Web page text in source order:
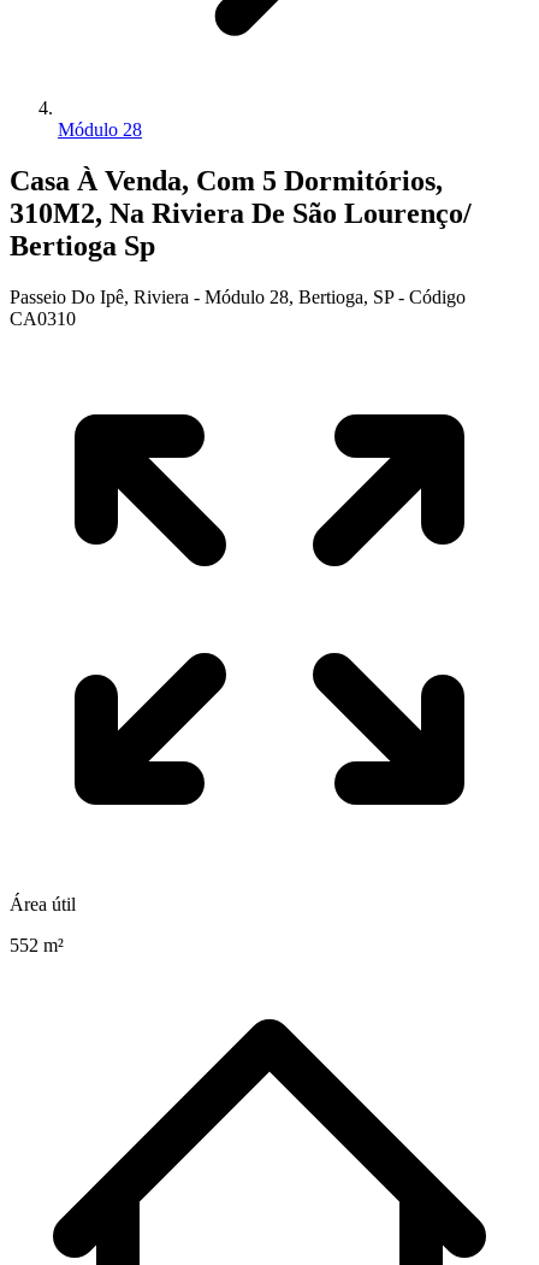
Módulo 28
Casa À Venda, Com 5 Dormitórios,
310M2, Na Riviera De São Lourenço/
Bertioga Sp
Passeio Do Ipê, Riviera - Módulo 28, Bertioga, SP - Código
CA0310
Área útil
552 m²